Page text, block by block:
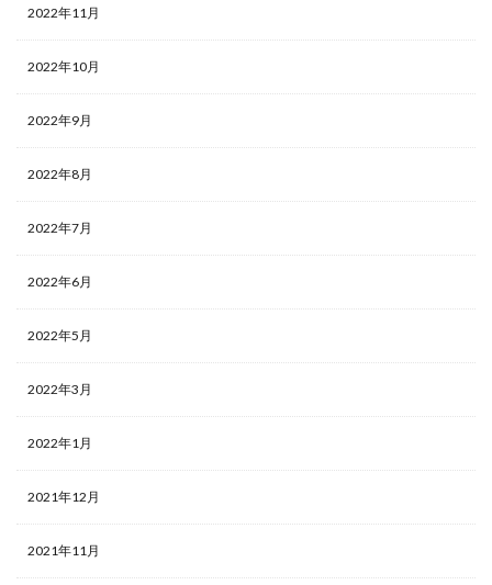
2022年11月
2022年10月
2022年9月
2022年8月
2022年7月
2022年6月
2022年5月
2022年3月
2022年1月
2021年12月
2021年11月